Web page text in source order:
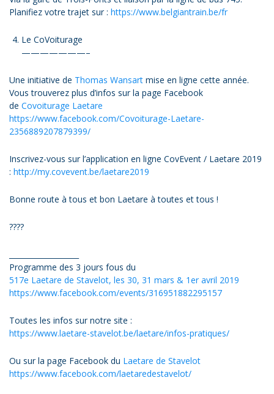
Planifiez votre trajet sur : https://www.belgiantrain.be/fr
Le CoVoiturage
———————–
Une initiative de Thomas Wansart mise en ligne cette année.
Vous trouverez plus d’infos sur la page Facebook
de Covoiturage Laetare
https://www.facebook.com/Covoiturage-Laetare-
2356889207879399/
Inscrivez-vous sur l’application en ligne CovEvent / Laetare 2019
: http://my.covevent.be/laetare2019
Bonne route à tous et bon Laetare à toutes et tous !
????
Programme des 3 jours fous du
517e Laetare de Stavelot, les 30, 31 mars & 1er avril 2019
https://www.facebook.com/events/316951882295157
Toutes les infos sur notre site :
https://www.laetare-stavelot.be/laetare/infos-pratiques/
Ou sur la page Facebook du Laetare de Stavelot
https://www.facebook.com/laetaredestavelot/